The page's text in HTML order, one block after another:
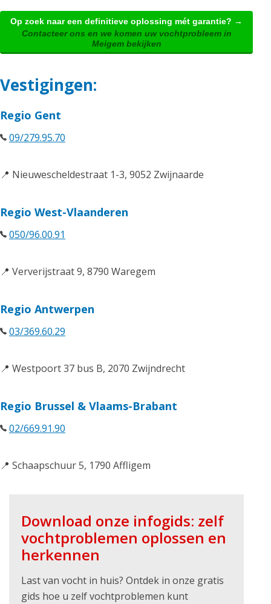
Op zoek naar een definitieve oplossing mét garantie? →
Contacteer ons en we komen uw vochtprobleem in
Meigem bekijken
Vestigingen:
Regio Gent
09/279.95.70
📍 Nieuwescheldestraat 1-3, 9052 Zwijnaarde
Regio West-Vlaanderen
050/96.00.91
📍 Ververijstraat 9, 8790 Waregem
Regio Antwerpen
03/369.60.29
📍 Westpoort 37 bus B, 2070 Zwijndrecht
Regio Brussel & Vlaams-Brabant
02/669.91.90
📍 Schaapschuur 5, 1790 Affligem
Download onze infogids: zelf
vochtproblemen oplossen en
herkennen
Last van vocht in huis? Ontdek in onze gratis
gids hoe u zelf vochtproblemen kunt